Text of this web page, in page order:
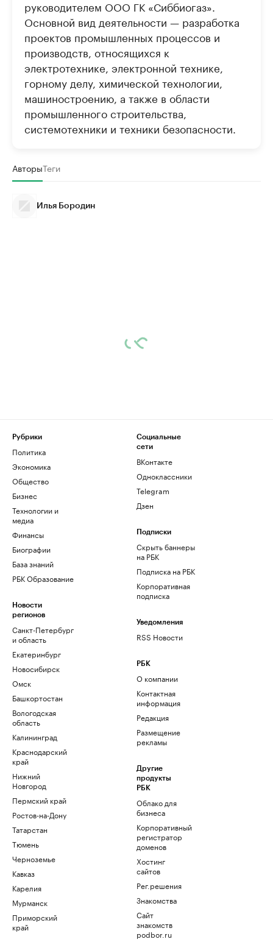
руководителем ООО ГК «Сиббиогаз».
Основной вид деятельности — разработка
проектов промышленных процессов и
производств, относящихся к
электротехнике, электронной технике,
горному делу, химической технологии,
машиностроению, а также в области
промышленного строительства,
системотехники и техники безопасности.
АвторыТеги
Илья Бородин
Рубрики
Политика
Экономика
Общество
Бизнес
Технологии и
медиа
Финансы
Биографии
База знаний
РБК Образование
Новости
регионов
Санкт-Петербург
и область
Екатеринбург
Новосибирск
Омск
Башкортостан
Вологодская
область
Калининград
Краснодарский
край
Нижний
Новгород
Пермский край
Ростов-на-Дону
Татарстан
Тюмень
Черноземье
Кавказ
Карелия
Мурманск
Приморский
край
Социальные
сети
ВКонтакте
Одноклассники
Telegram
Дзен
Подписки
Скрыть баннеры
на РБК
Подписка на РБК
Корпоративная
подписка
Уведомления
RSS Новости
РБК
О компании
Контактная
информация
Редакция
Размещение
рекламы
Другие
продукты
РБК
Облако для
бизнеса
Корпоративный
регистратор
доменов
Хостинг
сайтов
Рег.решения
Знакомства
Сайт
знакомств
podbor.ru